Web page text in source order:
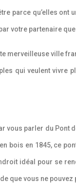
parce qu’elles
votre partenaire
merveilleuse ville
qui veulent vivre
parler du Pont
bois en 1845, ce
idéal pour se
que vous ne pouvez